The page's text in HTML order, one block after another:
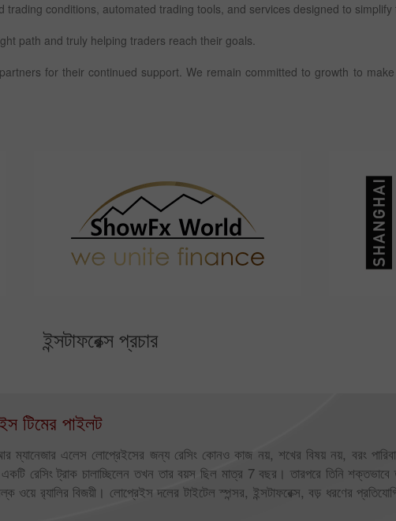
trading conditions, automated trading tools, and services designed to
path and truly helping traders reach their goals.
for their continued support. We remain committed to growth to
ইন্সটাফরেক্স প্রচার
টিমের পাইলট
ম্যানেজার এলেস লোপ্রেইসের জন্য রেসিং কোনও কাজ নয়, শখের বিষয় নয়, বরং
রেসিং ট্রাক চালাচ্ছিলেন তখন তার বয়স ছিল মাত্র 7 বছর। তারপরে তিনি শক্তভাবে
র‍্যালির বিজয়ী। লোপ্রেইস দলের টাইটেল স্পন্সর, ইন্সটাফরেক্স, বড় ধরণের